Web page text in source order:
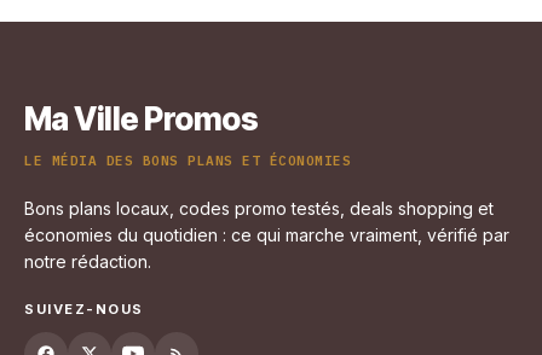
Ma Ville Promos
LE MÉDIA DES BONS PLANS ET ÉCONOMIES
Bons plans locaux, codes promo testés, deals shopping et
économies du quotidien : ce qui marche vraiment, vérifié par
notre rédaction.
SUIVEZ-NOUS